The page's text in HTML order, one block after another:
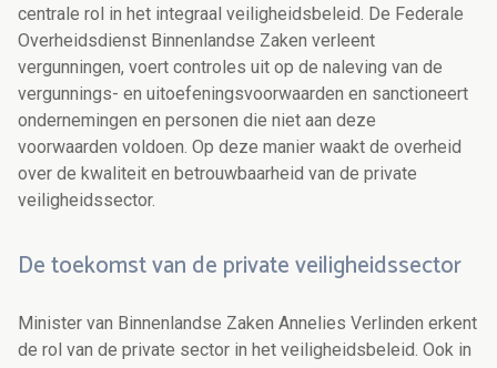
centrale rol in het integraal veiligheidsbeleid. De Federale
Overheidsdienst Binnenlandse Zaken verleent
vergunningen, voert controles uit op de naleving van de
vergunnings- en uitoefeningsvoorwaarden en sanctioneert
ondernemingen en personen die niet aan deze
voorwaarden voldoen. Op deze manier waakt de overheid
over de kwaliteit en betrouwbaarheid van de private
veiligheidssector.
De toekomst van de private veiligheidssector
Minister van Binnenlandse Zaken Annelies Verlinden erkent
de rol van de private sector in het veiligheidsbeleid. Ook in